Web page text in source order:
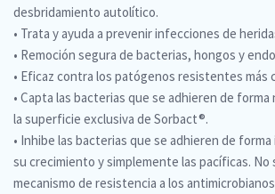
desbridamiento autolítico.
• Trata y ayuda a prevenir infecciones de
• Remoción segura de bacterias, hongos y
• Eficaz contra los patógenos resistentes más
• Capta las bacterias que se adhieren de forma
la superficie exclusiva de Sorbact®.
• Inhibe las bacterias que se adhieren de
su crecimiento y simplemente las pacíficas. No
mecanismo de resistencia a los